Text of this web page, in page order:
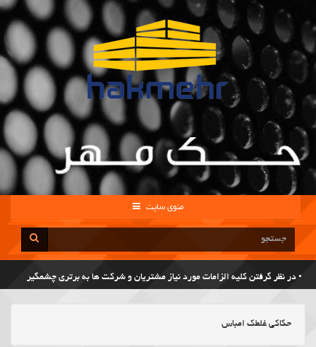
منوی سایت
• در نظر گرفتن کلیه الزامات مورد نیاز مشتریان و شرکت ها به برتری چشمگیر
کیفیت خدمات منجر شده است.
حکاکی غلطک امباس